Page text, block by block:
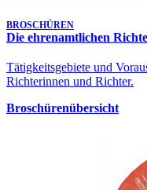
BROSCHÜREN
Die ehrenamtlichen
Tätigkeitsgebiete und
Richterinnen und Richter.
Broschürenübersicht